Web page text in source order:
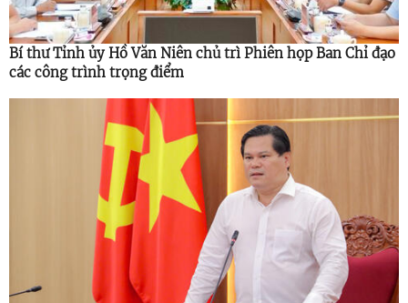
Bí thư Tỉnh ủy Hồ Văn Niên chủ trì Phiên họp Ban Chỉ đạo
các công trình trọng điểm